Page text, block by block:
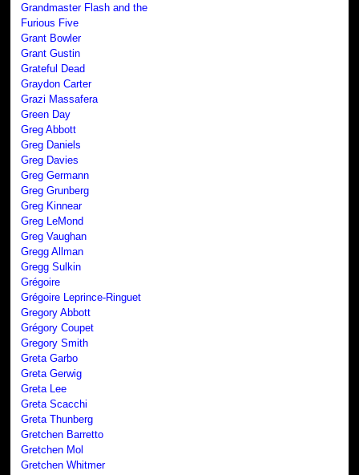
Grandmaster Flash and the
Furious Five
Grant Bowler
Grant Gustin
Grateful Dead
Graydon Carter
Grazi Massafera
Green Day
Greg Abbott
Greg Daniels
Greg Davies
Greg Germann
Greg Grunberg
Greg Kinnear
Greg LeMond
Greg Vaughan
Gregg Allman
Gregg Sulkin
Grégoire
Grégoire Leprince-Ringuet
Gregory Abbott
Grégory Coupet
Gregory Smith
Greta Garbo
Greta Gerwig
Greta Lee
Greta Scacchi
Greta Thunberg
Gretchen Barretto
Gretchen Mol
Gretchen Whitmer